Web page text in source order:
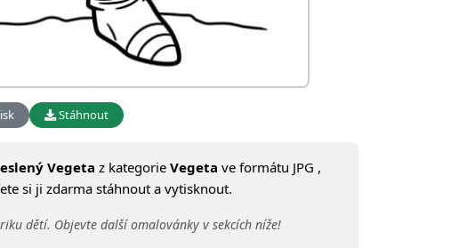
Stáhnout
Vegeta z kategorie Vegeta ve formátu JPG ,
si ji zdarma stáhnout a vytisknout.
dětí. Objevte další omalovánky v sekcích níže!